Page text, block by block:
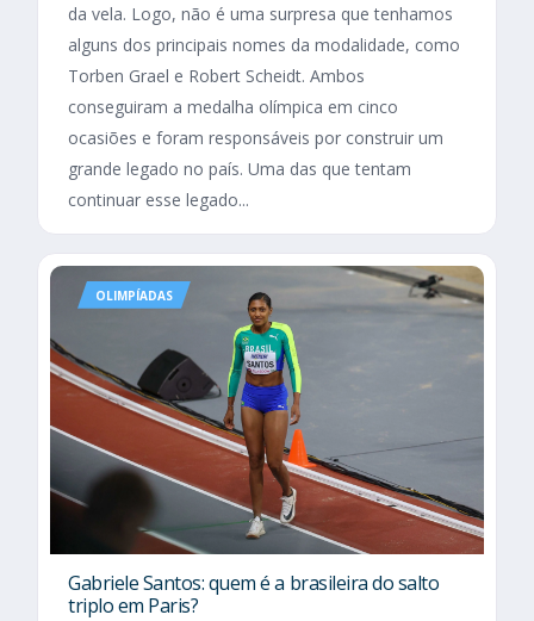
da vela. Logo, não é uma surpresa que tenhamos
alguns dos principais nomes da modalidade, como
Torben Grael e Robert Scheidt. Ambos
conseguiram a medalha olímpica em cinco
ocasiões e foram responsáveis por construir um
grande legado no país. Uma das que tentam
continuar esse legado...
OLIMPÍADAS
Gabriele Santos: quem é a brasileira do salto
triplo em Paris?